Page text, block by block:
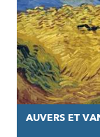
AUVERS ET